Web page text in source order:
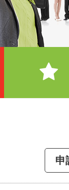
申